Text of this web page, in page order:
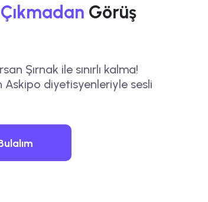
Görüş
Şırnak ile sınırlı kalma!
diyetisyenleriyle sesli